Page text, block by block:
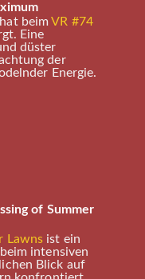
hat beimVR #74
Eine
düster
der
Energie.
of Summer
Lawns ist ein
intensiven
Blick auf